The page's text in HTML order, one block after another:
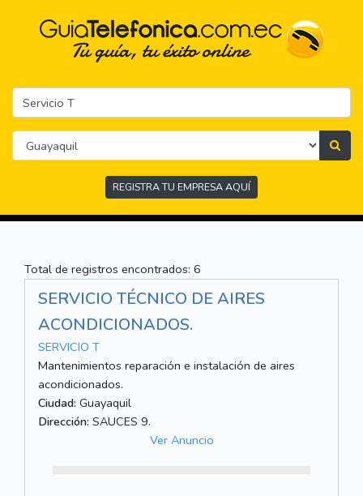
REGISTRA TU EMPRESA AQUÍ
Total de registros encontrados: 6
SERVICIO TÉCNICO DE AIRES
ACONDICIONADOS.
SERVICIO T
Mantenimientos reparación e instalación de aires
acondicionados.
Ciudad: Guayaquil
Dirección: SAUCES 9.
Ver Anuncio